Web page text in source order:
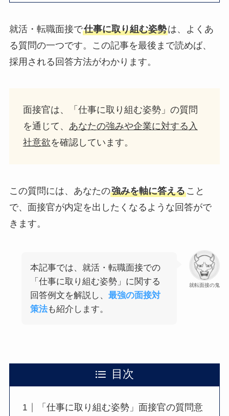
就活・転職面接で仕事に取り組む姿勢は、よくあ
る質問の一つです。この記事を最後まで読めば、
採用される回答方法がわかります。
面接官は、「仕事に取り組む姿勢」の質問
を通じて、 あなたの強みや企業に対する入
社意欲を確認しています。
この質問には、あなたの強みを軸に答えること
で、面接官が内定を出したくなるような回答がで
きます。
就転面接の鬼
本記事では、就活・転職面接での
「仕事に取り組む姿勢」に関する
回答例文を解説し、 最強の面接対
策法も紹介します。
目次
「仕事に取り組む姿勢」面接官の質問意